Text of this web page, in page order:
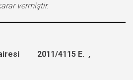
vermiştir.
2011/4115 E. ,